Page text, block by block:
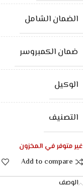
الضمان الشامل
ضمان الكمبروسر
الوكيل
التصنيف
غير متوفر في المخزون
Add to compare
الوصف